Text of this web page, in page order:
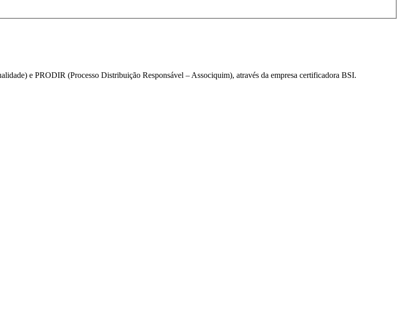
e PRODIR (Processo Distribuição Responsável – Associquim), através da empresa certificadora BSI.